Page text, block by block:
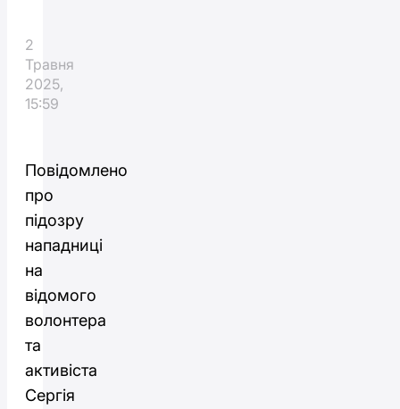
2
Травня
2025,
15:59
Повідомлено
про
підозру
нападниці
на
відомого
волонтера
та
активіста
Сергія